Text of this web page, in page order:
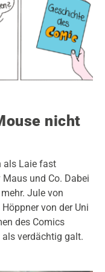
nicht
als Laie fast
und Co. Dabei
Jule von
von der Uni
des Comics
als verdächtig galt.